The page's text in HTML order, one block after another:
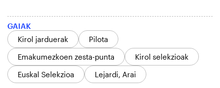
GAIAK
Kirol jarduerak
Pilota
Emakumezkoen zesta-punta
Kirol selekzioak
Euskal Selekzioa
Lejardi, Arai